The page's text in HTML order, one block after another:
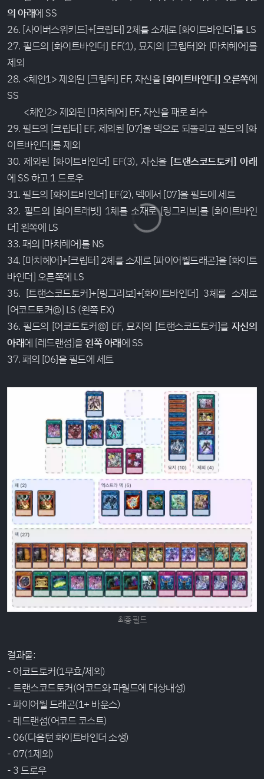
의 아래에 SS
26. [사이버스위키드]+[크립터] 2체를 소재로 [화이트바인더]를 LS
27. 필드의 [화이트바인더] EF(1), 묘지의 [크립터]와 [마치헤어]를
제외
28. <체인1> 제외된 [크립터] EF, 자신을[화이트바인더] 오른쪽에
SS
<체인2> 제외된 [마치헤어] EF, 자신을 패로 회수
29. 필드의 [크립터] EF, 제외된 [07]을 덱으로 되돌리고 필드의 [화
이트바인더]를 제외
30. 제외된 [화이트바인더] EF(3), 자신을[트랜스코드토커] 아래
에 SS 하고 1 드로우
31. 필드의 [화이트바인더] EF(2), 덱에서 [07]을 필드에 세트
32. 필드의 [화이트래빗] 1체를 소재로 [링그리보]를 [화이트바인
더] 왼쪽에 LS
33. 패의 [마치헤어]를 NS
34. [마치헤어]+[크립터] 2체를 소재로 [파이어월드래곤]을 [화이트
바인더] 오른쪽에 LS
35. [트랜스코드토커]+[링그리보]+[화이트바인더] 3체를 소재로
[어코드토커@] LS (왼쪽 EX)
36. 필드의 [어코드토커@] EF, 묘지의 [트랜스코드토커]를 자신의
아래에 [레드랜섬]을왼쪽 아래에 SS
37. 패의 [06]을 필드에 세트
최종 필드
결과물:
- 어코드토커(1무효/제외)
- 트랜스코드토커(어코드와 파월드에 대상내성)
- 파이어월 드래곤(1+ 바운스)
- 레드랜섬(어코드 코스트)
- 06(다음턴 화이트바인더 소생)
- 07(1제외)
- 3 드로우